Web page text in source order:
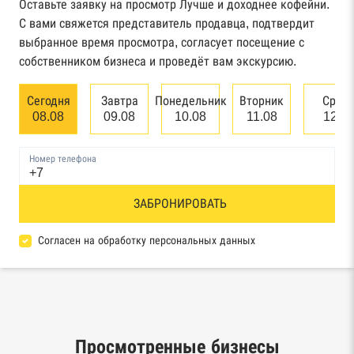
Федерального казначейства
Картотека арбитражных дел Высшего
арбитражного суда
Единый федеральный реестр сведений о
банкротстве юридических лиц
банкротстве физических лиц
Реестр товарных знаков и знаков обслуживания
Роспатента
ценных бумаг
Оставьте заявку на просмотр Лучше и доходнее кофейни.
С вами свяжется представитель продавца, подтвердит
выбранное время просмотра, согласует посещение с
собственником бизнеса и проведёт вам экскурсию.
Сегодня
08.08
Завтра
09.08
Понедельник
10.08
Вторник
11.08
12.08
Номер телефона
ЗАБРОНИРОВАТЬ
Согласен на обработку персональных данных
Просмотренные бизнесы